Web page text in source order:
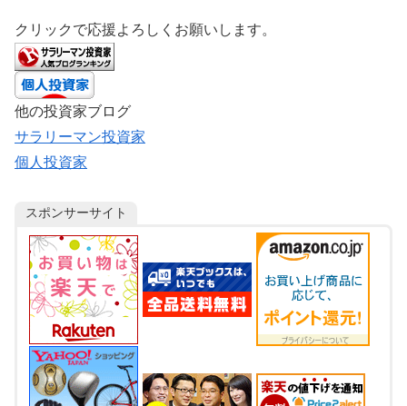
クリックで応援よろしくお願いします。
他の投資家ブログ
サラリーマン投資家
個人投資家
スポンサーサイト